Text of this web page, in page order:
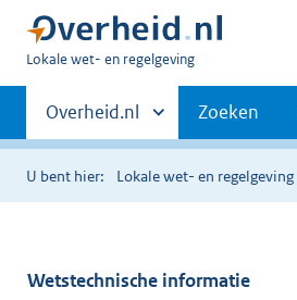
U
hier:
Lokale wet- en regelgeving
Primaire
navigatie
Andere
sites
binnen
Overheid.nl Zoeken
U bent hier: Lokale wet- en regelgeving
Wetstechnische informatie